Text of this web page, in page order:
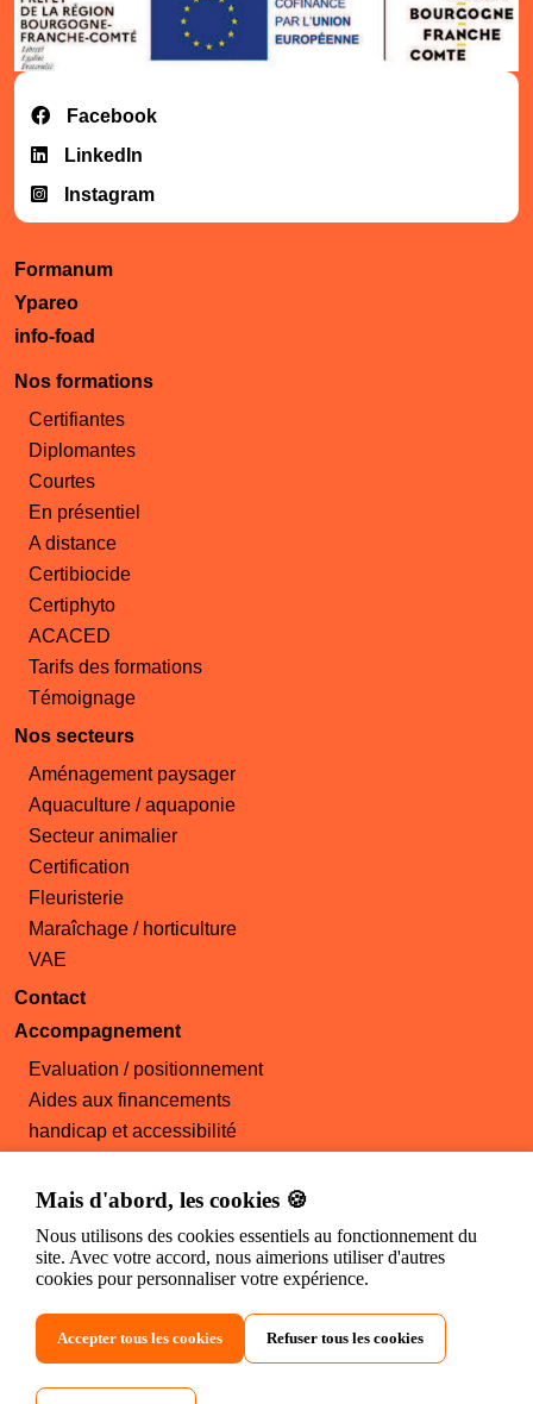
Mais d'abord, les cookies 🍪
Nous utilisons des cookies essentiels au fonctionnement du
site. Avec votre accord, nous aimerions utiliser d'autres
cookies pour personnaliser votre expérience.
Accepter tous les cookies Refuser tous les cookies
Facebook
LinkedIn
Instagram
Formanum
Ypareo
info-foad
Nos formations
Certifiantes
Diplomantes
Courtes
En présentiel
A distance
Certibiocide
Certiphyto
ACACED
Tarifs des formations
Témoignage
Nos secteurs
Aménagement paysager
Aquaculture / aquaponie
Secteur animalier
Certification
Fleuristerie
Maraîchage / horticulture
VAE
Contact
Accompagnement
Evaluation / positionnement
Aides aux financements
handicap et accessibilité
Offres d'emploi
Vie au CFPPA
Infos pratique
Campus labellisé
Actualités